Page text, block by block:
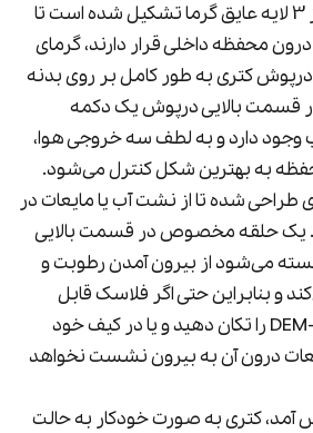
بدنه فلاسک مجموعا از 3 لایه عایق گرما تشکیل شده است تا
محفظه داخلی قرار دارند، گرمای
کتری به طور کامل بر روی بدنه
قسمت بالایی درپوش یک دکمه
دارد و به لطف سه خروجی هوا،
به بهترین شکل کنترل می‌شود.
شده تا از نشت آب یا مایعات در
یک حلقه مخصوص در قسمت بالایی
می‌شود از بیرون آمدن رطوبت و
و بنابراین حتی اگر فلاسک قابل
حمل درما مدل DEM-DR050 را تکان دهید و یا در کیف خود
درون آن به بیرون نشست نخواهد
آمد، کتری به صورت خودکار به حالت